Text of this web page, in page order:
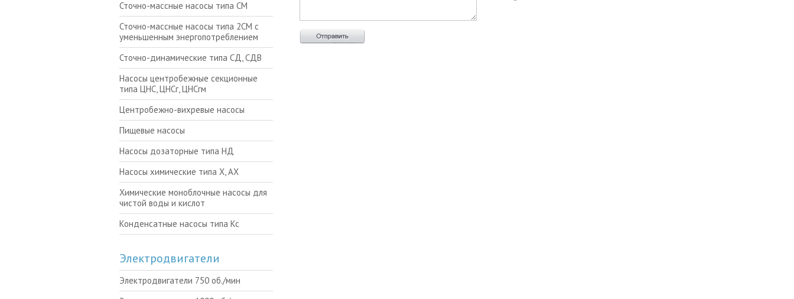
Сточно-массные насосы типа СМ
Сточно-массные насосы типа 2СМ с
уменьшенным энергопотреблением
Сточно-динамические типа СД, СДВ
Насосы центробежные секционные
типа ЦНС, ЦНСг, ЦНСгм
Центробежно-вихревые насосы
Пищевые насосы
Насосы дозаторные типа НД
Насосы химические типа Х, АХ
Химические моноблочные насосы для
чистой воды и кислот
Конденсатные насосы типа Кс
Электродвигатели
Электродвигатели 750 об./мин